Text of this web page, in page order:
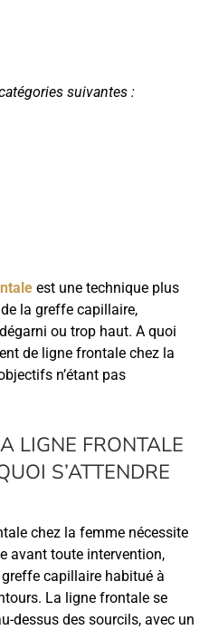
suivantes :
est une technique plus
la greffe capillaire,
ou trop haut. A quoi
de ligne frontale chez la
n’étant pas
LIGNE FRONTALE
S’ATTENDRE
chez la femme nécessite
avant toute intervention,
capillaire habitué à
La ligne frontale se
dessus des sourcils, avec un